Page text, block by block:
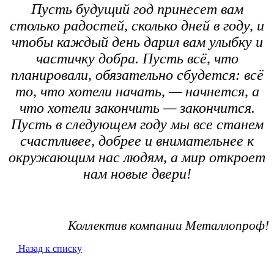
Пусть будущий год принесет вам
столько радостей, сколько дней в году, и
чтобы каждый день дарил вам улыбку и
частичку добра. Пусть всё, что
планировали, обязательно сбудется: всё
то, что хотели начать, — начнется, а
что хотели закончить — закончится.
Пусть в следующем году мы все станем
счастливее, добрее и внимательнее к
окружающим нас людям, а мир откроет
нам новые двери!
Коллектив компании Металлопроф!
Назад к списку